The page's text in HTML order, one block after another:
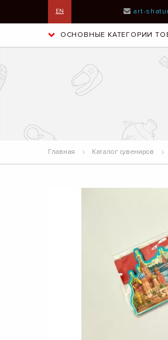
EN art-
ОСНОВНЫЕ КАТЕГОРИИ
Главная Каталог сувениров